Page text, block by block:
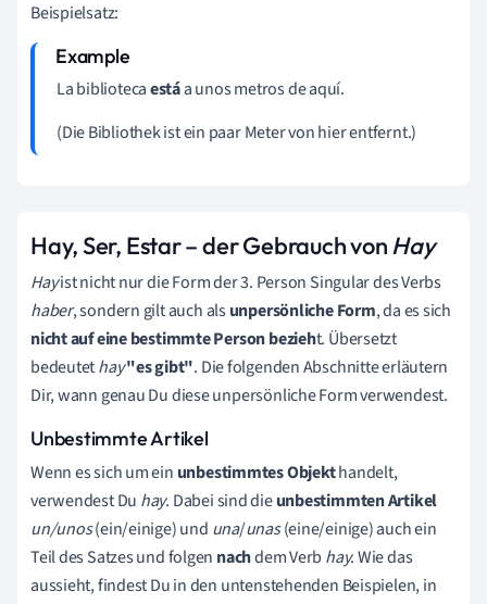
Beispielsatz:
La bibliotecaestáa unos metros de aquí.
(Die Bibliothek ist ein paar Meter von hier entfernt.)
Hay, Ser, Estar–der Gebrauch von Hay
Hayist nicht nur die Form der 3. Person Singular des Verbs
haber, sondern gilt auch alsunpersönliche Form, da es sich
nicht auf eine bestimmte Person bezieht. Übersetzt
bedeutethay"es gibt". Die folgenden Abschnitte erläutern
Dir, wann genau Du diese unpersönliche Form verwendest.
Unbestimmte Artikel
Wenn es sich um ein unbestimmtes Objekthandelt,
verwendest Du hay. Dabei sind dieunbestimmten Artikel
un/unos(ein/einige) und una/unas(eine/einige) auch ein
Teil des Satzes und folgen nachdem Verb hay. Wie das
aussieht, findest Du in den untenstehenden Beispielen, in